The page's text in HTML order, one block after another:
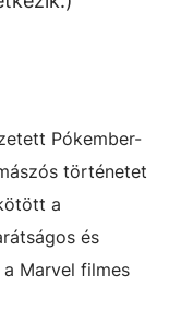
Pókember-
történetet
a
és
Marvel filmes